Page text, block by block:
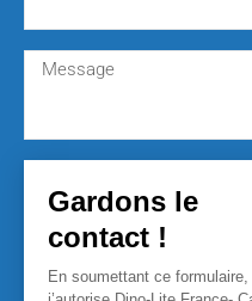
Gardons le
contact !
En soumettant ce formulaire,